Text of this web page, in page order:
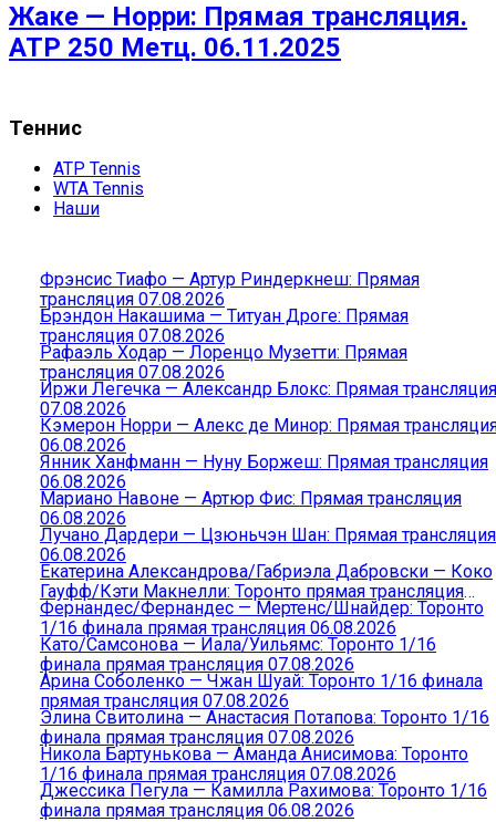
Жаке — Норри: Прямая трансляция.
ATP 250 Метц. 06.11.2025
Теннис
ATP Tennis
WTA Tennis
Наши
Фрэнсис Тиафо — Артур Риндеркнеш: Прямая
трансляция 07.08.2026
Брэндон Накашима — Титуан Дроге: Прямая
трансляция 07.08.2026
Рафаэль Ходар — Лоренцо Музетти: Прямая
трансляция 07.08.2026
Иржи Легечка — Александр Блокс: Прямая трансляция
07.08.2026
Кэмерон Норри — Алекс де Минор: Прямая
06.08.2026
Янник Ханфманн — Нуну Боржеш: Прямая трансляция
06.08.2026
Мариано Навоне — Артюр Фис: Прямая трансляция
06.08.2026
Лучано Дардери — Цзюньчэн Шан: Прямая трансляция
06.08.2026
Екатерина Александрова/Габриэла Дабровски — Коко
Гауфф/Кэти Макнелли: Торонто прямая трансляция
06.08.2026
Фернандес/Фернандес — Мертенс/Шнайдер: Торонто
1/16 финала прямая трансляция 06.08.2026
Като/Самсонова — Иала/Уильямс: Торонто 1/16
финала прямая трансляция 07.08.2026
Арина Соболенко — Чжан Шуай: Торонто 1/16 финала
прямая трансляция 07.08.2026
Элина Свитолина — Анастасия Потапова: Торонто 1/16
финала прямая трансляция 07.08.2026
Никола Бартунькова — Аманда Анисимова: Торонто
1/16 финала прямая трансляция 07.08.2026
Джессика Пегула — Камилла Рахимова: Торонто 1/16
финала прямая трансляция 06.08.2026